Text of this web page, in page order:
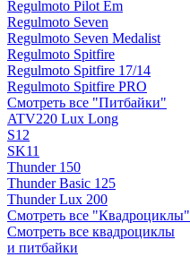
Regulmoto Pilot Em
Regulmoto Seven
Regulmoto Seven Medalist
Regulmoto Spitfire
Regulmoto Spitfire 17/14
Regulmoto Spitfire PRO
Смотреть все "Питбайки"
ATV220 Lux Long
S12
SK11
Thunder 150
Thunder Basic 125
Thunder Lux 200
Смотреть все "Квадроциклы"
Смотреть все квадроциклы
и питбайки